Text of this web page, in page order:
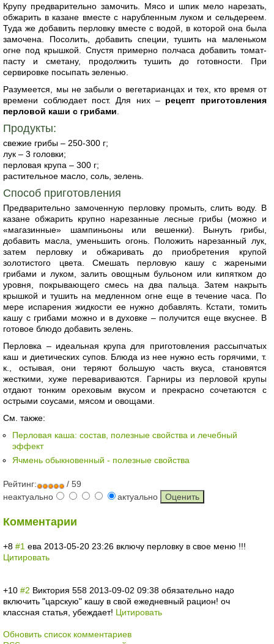
Крупу предварительно замочить. Мясо и шпик мело нарезать,
обжарить в казане вместе с нарубленным луком и сельдереем.
Туда же добавить перловку вместе с водой, в которой она была
замочена. Посолить, добавить специи, тушить на маленьком
огне под крышкой. Спустя примерно полчаса добавить томат-
пасту и сметану, продолжить тушить до готовности. При
сервировке посыпать зеленью.
Разумеется, мы не забыли о вегетарианцах и тех, кто время от
времени соблюдает пост. Для них – рецепт приготовления
перловой каши с грибами
Продукты:
свежие грибы – 250-300 г;
лук – 3 головки;
перловая крупа – 300 г;
растительное масло, соль, зелень.
Способ приготовления
Предварительно замоченную перловку промыть, слить воду. В
казане обжарить крупно нарезанные лесные грибы (можно и
«магазинные» шампиньоны или вешенки). Вынуть грибы,
добавить масла, уменьшить огонь. Положить нарезанный лук,
затем перловку и обжаривать до приобретения крупой
золотистого цвета. Смешать перловую кашу с жареными
грибами и луком, залить овощным бульоном или кипятком до
уровня, покрывающего смесь на два пальца. Затем накрыть
крышкой и тушить на медленном огне еще в течение часа. По
мере испарения жидкости ее нужно добавлять. Кстати, томить
кашу с грибами можно и в духовке – получится еще вкуснее. В
готовое блюдо добавить зелень.
Перловка – идеальная крупа для приготовления рассыпчатых
каш и диетических супов. Блюда из нее нужно есть горячими, т.
к., остывая, они теряют большую часть вкуса, становятся
жесткими, хуже перевариваются. Гарниры из перловой крупы
отдают тонким ореховым вкусом и прекрасно сочетаются с
острыми соусами, мясом и овощами.
См. также:
Перловая каша: состав, полезные свойства и лечебный
эффект
Ячмень обыкновенный - полезные свойства
Рейтинг:
/ 59
неактуально
актуально
Комментарии
+8 #1 ева 2013-05-20 23:26 включу перловку в свое меню !!!
Цитировать
+10 #2 Виктория 558 2013-09-02 09:38 обязательно надо
включить "царскую" кашу в свой ежедневный рацион! оч
классная статья, убеждает! Цитировать
Обновить список комментариев